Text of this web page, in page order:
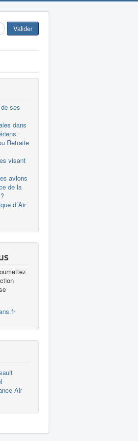
Valider
ses
dans
:
Retraite
visant
avions
de la
d´Air
Air